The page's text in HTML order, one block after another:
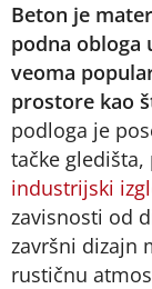
Beton je
podna obloga
veoma
prostore kao
podloga je
tačke gledišta,
industrijski
zavisnosti od
završni dizajn
rustičnu